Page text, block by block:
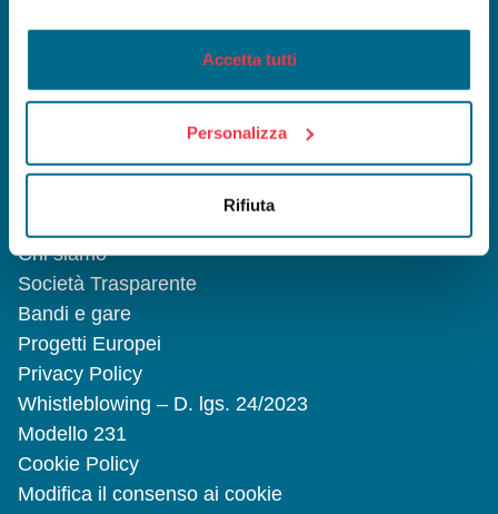
Accetta tutti
Personalizza
Rifiuta
INFOMOBILITY SPA a Socio Unico
Viale Mentana, 27 - 43121 Parma
Reg. Imp. PR/C.F. e P.I. 02199590346
Capitale Sociale 1.068.000 Euro I.V.
direzione
Chi siamo
Società Trasparente
Bandi e gare
Progetti Europei
Privacy Policy
Whistleblowing – D. lgs. 24/2023
Modello 231
Cookie Policy
Modifica il consenso ai cookie